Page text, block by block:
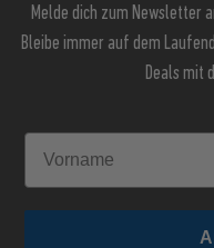
Melde dich zum Newsletter
Bleibe immer auf dem
Deals mit